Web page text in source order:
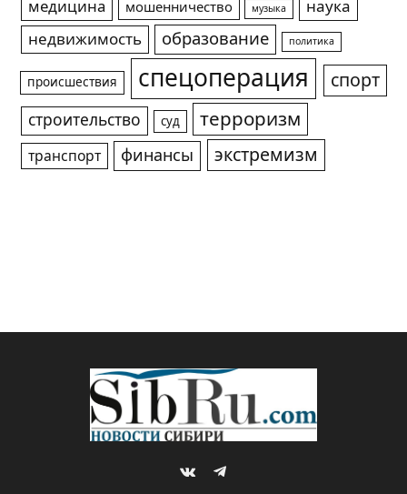
медицина
мошенничество музыка
наука
недвижимость
образование политика
происшествия спецоперация спорт
строительство суд терроризм
транспорт финансы экстремизм
VKontakteTelegram